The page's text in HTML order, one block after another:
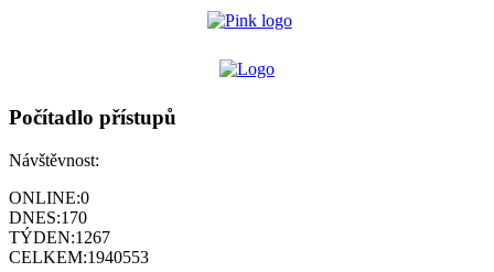
Počítadlo přístupů
Návštěvnost:
ONLINE:0
DNES:170
TÝDEN:1267
CELKEM:1940553